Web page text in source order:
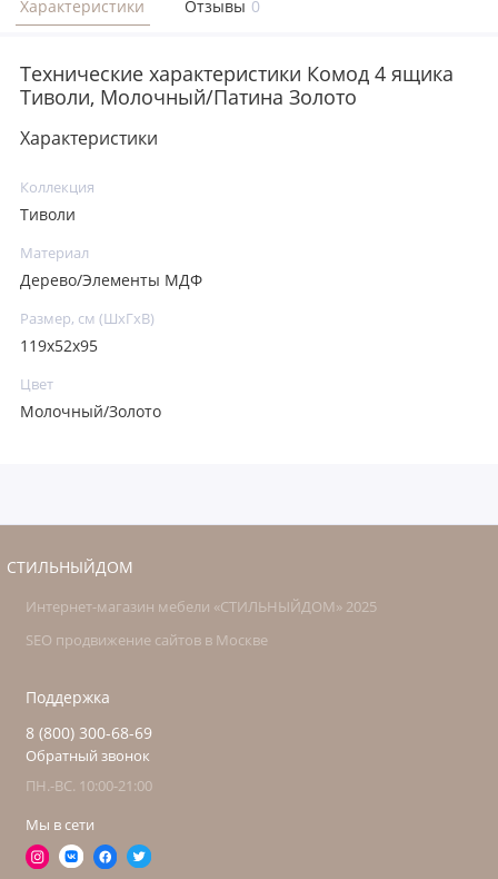
Характеристики Отзывы 0
Технические характеристики Комод 4 ящика
Тиволи, Молочный/Патина Золото
Характеристики
Коллекция
Тиволи
Материал
Дерево/Элементы МДФ
Размер, см (ШхГхВ)
119х52х95
Цвет
Молочный/Золото
СТИЛЬНЫЙДОМ
Интернет-магазин мебели «СТИЛЬНЫЙДОМ» 2025
SEO продвижение сайтов в Москве
Поддержка
8 (800) 300-68-69
Обратный звонок
ПН.-ВС. 10:00-21:00
Мы в сети